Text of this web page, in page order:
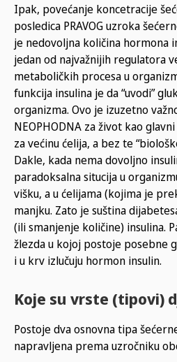
Ipak, povećanje koncetracije
posledica PRAVOG uzroka
je nedovoljna količina hormona
jedan od najvažnijih regulatora
metaboličkih procesa u
funkcija insulina je da “uvodi”
organizma. Ovo je izuzetno
NEOPHODNA za život kao
za većinu ćelija, a bez te
Dakle, kada nema dovoljno
paradoksalna situcija u
višku, a u ćelijama (kojima je
manjku. Zato je suština
(ili smanjenje količine) insulina.
žlezda u kojoj postoje posebne
i u krv izlučuju hormon insulin.
Koje su vrste (tipovi)
Postoje dva osnovna tipa
napravljena prema uzročniku